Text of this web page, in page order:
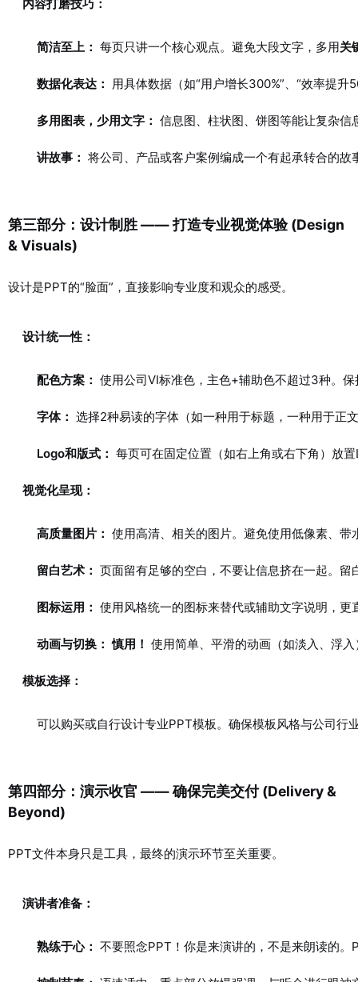
内容打磨技巧：
简洁至上： 每页只讲一个核心观点。避免大段文字，多用关
数据化表达： 用具体数据（如“用户增长300%”、“效率提升
多用图表，少用文字： 信息图、柱状图、饼图等能让复杂信
讲故事： 将公司、产品或客户案例编成一个有起承转合的故
第三部分：设计制胜 —— 打造专业视觉体验 (Design
& Visuals)
设计是PPT的“脸面”，直接影响专业度和观众的感受。
设计统一性：
配色方案： 使用公司VI标准色，主色+辅助色不超过3种。
字体： 选择2种易读的字体（如一种用于标题，一种用于正
Logo和版式： 每页可在固定位置（如右上角或右下角）放
视觉化呈现：
高质量图片： 使用高清、相关的图片。避免使用低像素、
留白艺术： 页面留有足够的空白，不要让信息挤在一起。留
图标运用： 使用风格统一的图标来替代或辅助文字说明，更
动画与切换： 慎用！ 使用简单、平滑的动画（如淡入、浮
模板选择：
可以购买或自行设计专业PPT模板。确保模板风格与公司
第四部分：演示收官 —— 确保完美交付 (Delivery &
Beyond)
PPT文件本身只是工具，最终的演示环节至关重要。
演讲者准备：
熟练于心： 不要照念PPT！你是来演讲的，不是来朗读的